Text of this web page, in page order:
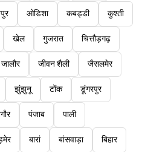
ओडिशा कबड्डी कुश्ती
खेल गुजरात चित्तौड़गढ़
जालौर जीवन शैली जैसलमेर
झुंझुनू टोंक डूंगरपुर
पंजाब पाली
बारां बांसवाड़ा बिहार